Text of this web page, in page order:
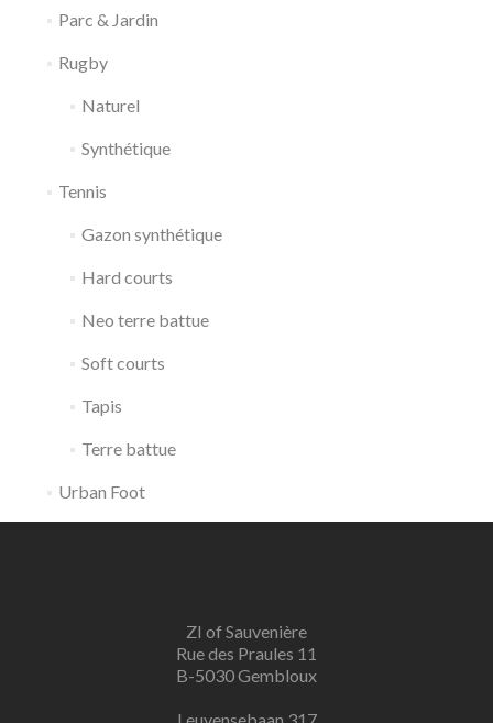
Parc & Jardin
Rugby
Naturel
Synthétique
Tennis
Gazon synthétique
Hard courts
Neo terre battue
Soft courts
Tapis
Terre battue
Urban Foot
ZI of Sauvenière
Rue des Praules 11
B-5030 Gembloux